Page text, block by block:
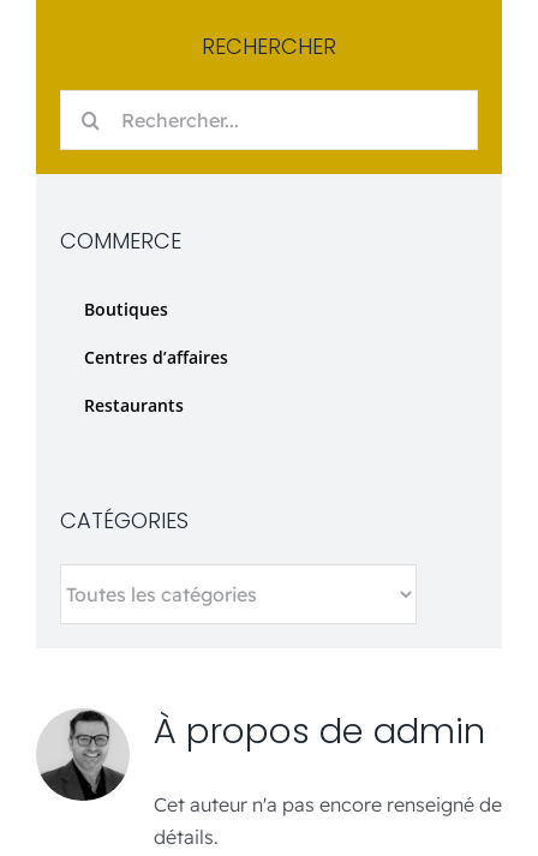
À propos de admin
Cet auteur n'a pas encore renseigné de
détails.
RECHERCHER
COMMERCE
Boutiques
Centres d’affaires
Restaurants
CATÉGORIES